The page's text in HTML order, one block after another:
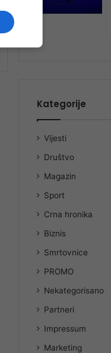
Kategorije
Vijesti
Društvo
Magazin
Sport
Crna hronika
Biznis
Smrtovnice
PROMO
Nekategorisano
Partneri
Impressum
Marketing